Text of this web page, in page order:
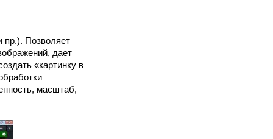
пр.). Позволяет
дает
«картинку в
масштаб,